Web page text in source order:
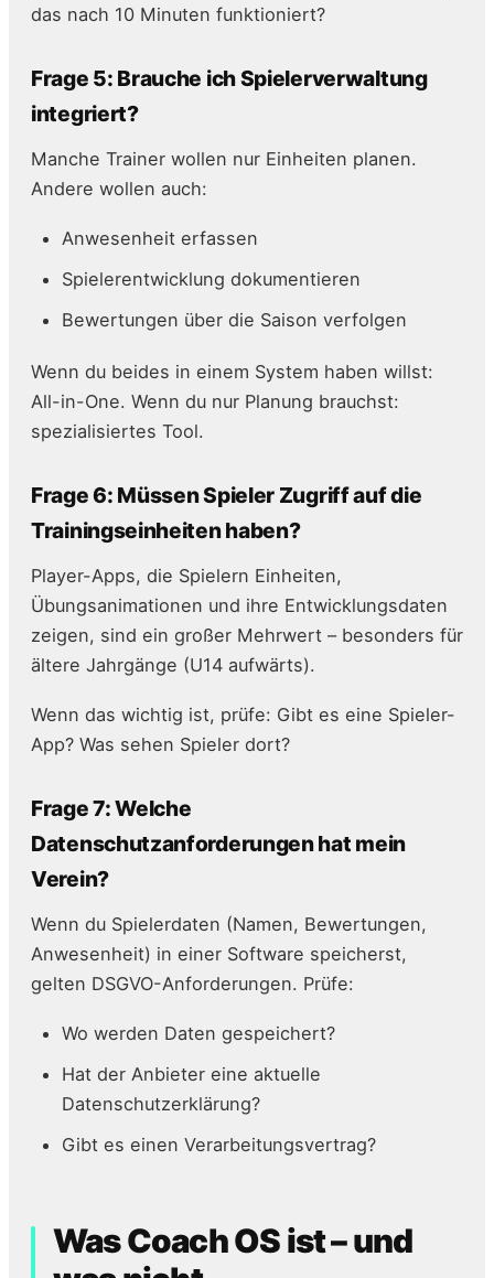
das nach 10 Minuten funktioniert?
Frage 5: Brauche ich Spielerverwaltung
integriert?
Manche Trainer wollen nur Einheiten planen.
Andere wollen auch:
Anwesenheit erfassen
Spielerentwicklung dokumentieren
Bewertungen über die Saison verfolgen
Wenn du beides in einem System haben willst:
All-in-One. Wenn du nur Planung brauchst:
spezialisiertes Tool.
Frage 6: Müssen Spieler Zugriff auf die
Trainingseinheiten haben?
Player-Apps, die Spielern Einheiten,
Übungsanimationen und ihre Entwicklungsdaten
zeigen, sind ein großer Mehrwert – besonders für
ältere Jahrgänge (U14 aufwärts).
Wenn das wichtig ist, prüfe: Gibt es eine Spieler-
App? Was sehen Spieler dort?
Frage 7: Welche
Datenschutzanforderungen hat mein
Verein?
Wenn du Spielerdaten (Namen, Bewertungen,
Anwesenheit) in einer Software speicherst,
gelten DSGVO-Anforderungen. Prüfe:
Wo werden Daten gespeichert?
Hat der Anbieter eine aktuelle
Datenschutzerklärung?
Gibt es einen Verarbeitungsvertrag?
Was Coach OS ist – und